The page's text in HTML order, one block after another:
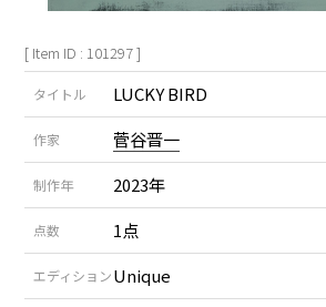
[ Item ID : 101297 ]
タイトル LUCKY BIRD
作家 菅谷晋一
制作年 2023年
点数 1点
エディションUnique